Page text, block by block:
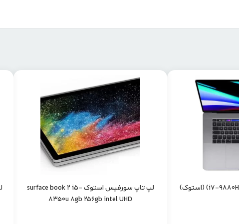
لپ تاپ سورفیس استوک surface book 2 i5-
8350u 8gb 256gb intel UHD